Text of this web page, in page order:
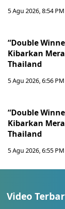
5 Agu 2026, 8:54 PM
“Double
Kibarkan
Thailand
5 Agu 2026, 6:56 PM
“Double
Kibarkan
Thailand
5 Agu 2026, 6:55 PM
Video